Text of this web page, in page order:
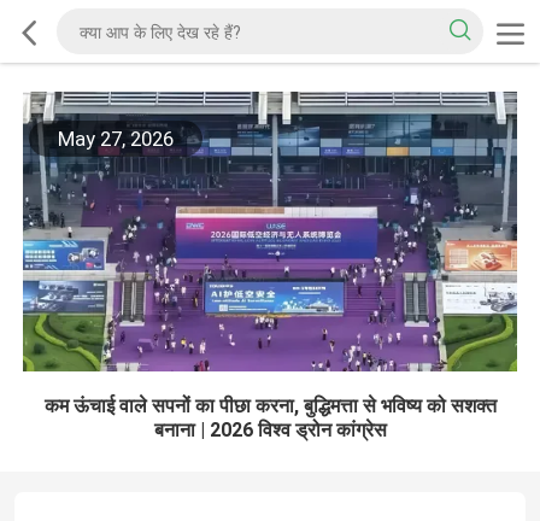
May 27, 2026
कम ऊंचाई वाले सपनों का पीछा करना, बुद्धिमत्ता से भविष्य को सशक्त
बनाना | 2026 विश्व ड्रोन कांग्रेस